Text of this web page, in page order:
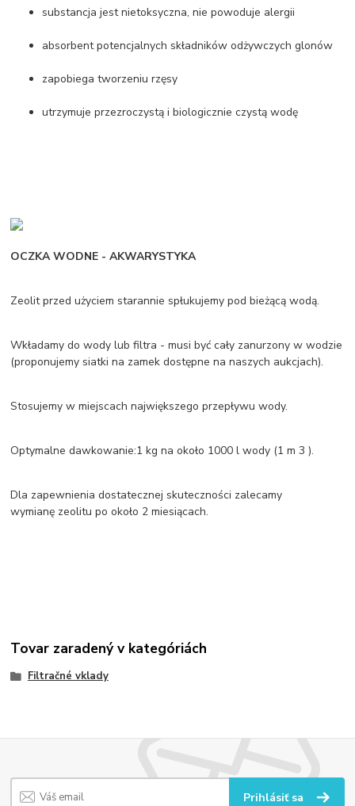
substancja jest nietoksyczna, nie powoduje alergii
absorbent potencjalnych składników odżywczych glonów
zapobiega tworzeniu rzęsy
utrzymuje przezroczystą i biologicznie czystą wodę
OCZKA WODNE - AKWARYSTYKA
Zeolit przed użyciem starannie spłukujemy pod bieżącą wodą.
Wkładamy do wody lub filtra - musi być cały zanurzony w wodzie
(proponujemy siatki na zamek dostępne na naszych aukcjach).
Stosujemy w miejscach największego przepływu wody.
Optymalne dawkowanie:1 kg na około 1000 l wody (1 m 3 ).
Dla zapewnienia dostatecznej skuteczności zalecamy
wymianę zeolitu po około 2 miesiącach.
Tovar zaradený v kategóriách
Filtračné vklady
Prihlásiť sa